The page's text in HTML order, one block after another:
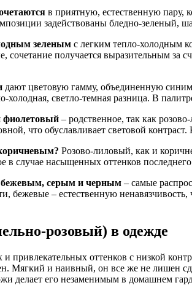
в приятную, естественную пару,
задействованы бледно-зеленый,
зеленым с легким тепло-холодным
сочетание получается выразительным за
дают цветовую гамму, объединенную синим
холодная, светло-темная разница. В
фиолетовый – родственное, так как
что обуславливает световой
Розово-лиловый, как и
в случае насыщенных оттенков
бежевым, серым и черным – самые
бежевые – естественную
розовый) в одежде
привлекательных оттенков с низкой
Мягкий и наивный, он все же не лишен
делает его незаменимым в домашнем